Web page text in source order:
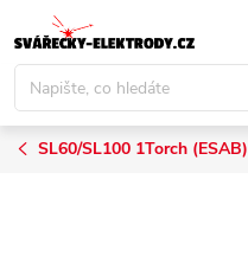
na
obsah
SL60/SL100 1Torch (ESAB)